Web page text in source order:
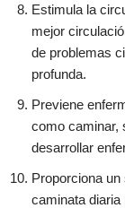
Estimula la
mejor
de problemas
profunda.
Previene
como caminar,
desarrollar
Proporciona
caminata diaria